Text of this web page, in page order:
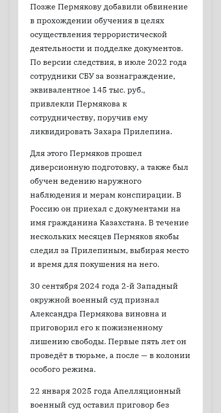
Позже Пермякову добавили обвинение
в прохождении обучения в целях
осуществления террористической
деятельности и подделке документов.
По версии следствия, в июле 2022 года
сотрудники СБУ за вознаграждение,
эквивалентное 145 тыс. руб.,
привлекли Пермякова к
сотрудничеству, поручив ему
ликвидировать Захара Прилепина.
Для этого Пермяков прошел
диверсионную подготовку, а также был
обучен ведению наружного
наблюдения и мерам конспирации. В
Россию он приехал с документами на
имя гражданина Казахстана. В течение
нескольких месяцев Пермяков якобы
следил за Прилепиным, выбирая место
и время для покушения на него.
30 сентября 2024 года 2-й Западный
окружной военный суд признал
Александра Пермякова виновна и
приговорил его к пожизненному
лишению свободы. Первые пять лет он
проведёт в тюрьме, а после — в колонии
особого режима.
22 января 2025 года Апелляционный
военный суд оставил приговор без